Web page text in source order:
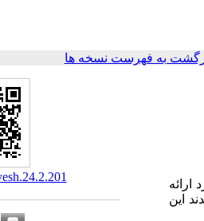
به فهرست نسخه ها
ارائه
این